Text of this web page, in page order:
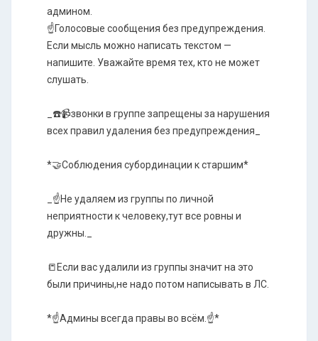
админом.
☝️Голосовые сообщения без предупреждения.
Если мысль можно написать текстом —
напишите. Уважайте время тех, кто не может
слушать.
_☎️📹звонки в группе запрещены за нарушения
всех правил удаления без предупреждения_
*🤝Соблюдения субординации к старшим*
_☝️Не удаляем из группы по личной
неприятности к человеку,тут все ровны и
дружны._
📒Если вас удалили из группы значит на это
были причины,не надо потом написывать в ЛС.
*☝️Админы всегда правы во всём.☝️*